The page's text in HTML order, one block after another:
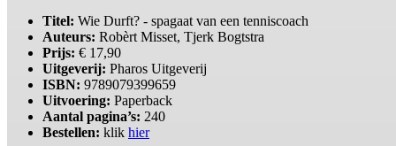
Titel: Wie Durft? - spagaat van een tenniscoach
Auteurs: Robèrt Misset, Tjerk Bogtstra
Prijs: € 17,90
Uitgeverij: Pharos Uitgeverij
ISBN: 9789079399659
Uitvoering: Paperback
Aantal pagina’s: 240
Bestellen: klik hier